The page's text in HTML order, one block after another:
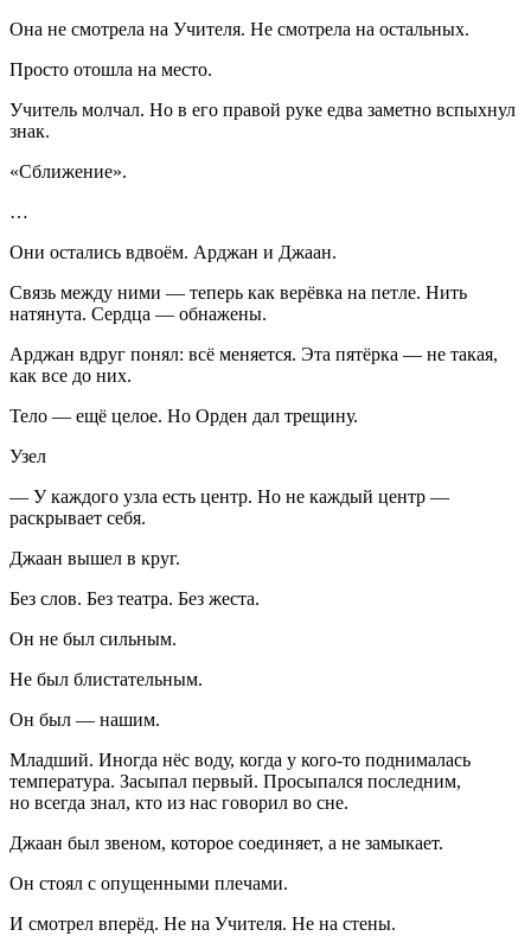
Она не смотрела на Учителя. Не смотрела на остальных.
Просто отошла на место.
Учитель молчал. Но в его правой руке едва заметно вспыхнул
знак.
«Сближение».
…
Они остались вдвоём. Арджан и Джаан.
Связь между ними — теперь как верёвка на петле. Нить
натянута. Сердца — обнажены.
Арджан вдруг понял: всё меняется. Эта пятёрка — не такая,
как все до них.
Тело — ещё целое. Но Орден дал трещину.
Узел
— У каждого узла есть центр. Но не каждый центр —
раскрывает себя.
Джаан вышел в круг.
Без слов. Без театра. Без жеста.
Он не был сильным.
Не был блистательным.
Он был — нашим.
Младший. Иногда нёс воду, когда у кого-то поднималась
температура. Засыпал первый. Просыпался последним,
но всегда знал, кто из нас говорил во сне.
Джаан был звеном, которое соединяет, а не замыкает.
Он стоял с опущенными плечами.
И смотрел вперёд. Не на Учителя. Не на стены.